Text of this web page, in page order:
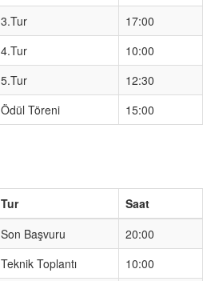
3.Tur
17:00
4.Tur
10:00
5.Tur
12:30
Ödül Töreni
15:00
Tur
Saat
Son Başvuru
20:00
Teknik Toplantı
10:00